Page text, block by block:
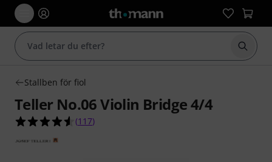
Börja
Stallben för fiol
Teller No.06 Violin Bridge 4/4
4.5 av 5 stjärnor från 117 kundbetyg
(117)